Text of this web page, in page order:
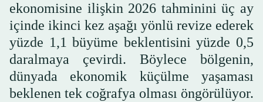
ekonomisine ilişkin 2026 tahminini üç ay
içinde ikinci kez aşağı yönlü revize ederek
yüzde 1,1 büyüme beklentisini yüzde 0,5
daralmaya çevirdi. Böylece bölgenin,
dünyada ekonomik küçülme yaşaması
beklenen tek coğrafya olması öngörülüyor.